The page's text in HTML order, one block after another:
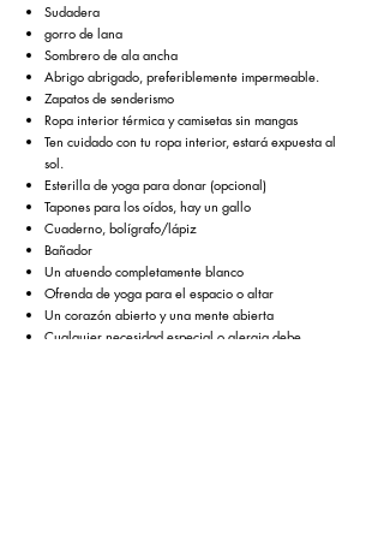
Sudadera
gorro de lana
Sombrero de ala ancha
Abrigo abrigado, preferiblemente impermeable.
Zapatos de senderismo
Ropa interior térmica y camisetas sin mangas
Ten cuidado con tu ropa interior, estará expuesta al
sol.
Esterilla de yoga para donar (opcional)
Tapones para los oídos, hay un gallo
Cuaderno, bolígrafo/lápiz
Bañador
Un atuendo completamente blanco
Ofrenda de yoga para el espacio o altar
Un corazón abierto y una mente abierta
Cualquier necesidad especial o alergia debe